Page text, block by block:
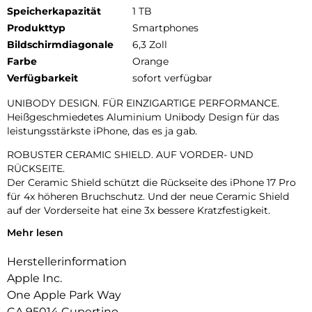
Speicherkapazität
1 TB
Produkttyp
Smartphones
Bildschirmdiagonale
6,3 Zoll
Farbe
Orange
Verfügbarkeit
sofort verfügbar
UNIBODY DESIGN. FÜR EINZIGARTIGE PERFORMANCE.
Heißgeschmiedetes Aluminium Unibody Design für das
leistungsstärkste iPhone, das es ja gab.
ROBUSTER CERAMIC SHIELD. AUF VORDER- UND
RÜCKSEITE.
Der Ceramic Shield schützt die Rückseite des iPhone 17 Pro
für 4x höheren Bruchschutz. Und der neue Ceramic Shield
auf der Vorderseite hat eine 3x bessere Kratzfestigkeit.
DAS ULTIMATIVE PRO KAMERA-SYSTEM.
dem größten Zoombereich, den es je bei einem iPhone gab.
Das ist wie 8 Pro Objektive in deiner Hosentasche.
18MP CENTER STAGE FRONTKAMERA.
Mehr lesen
Herstellerinformation
Apple Inc.
One Apple Park Way